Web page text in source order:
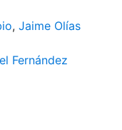
, Jaime Olías
Fernández